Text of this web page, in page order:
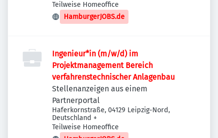
Teilweise Homeoffice
HamburgerJOBS.de
Ingenieur*in (m/w/d) im
Projektmanagement Bereich
verfahrenstechnischer Anlagenbau
Stellenanzeigen aus einem
Partnerportal
Haferkornstraße, 04129 Leipzig-Nord,
Deutschland +
Teilweise Homeoffice